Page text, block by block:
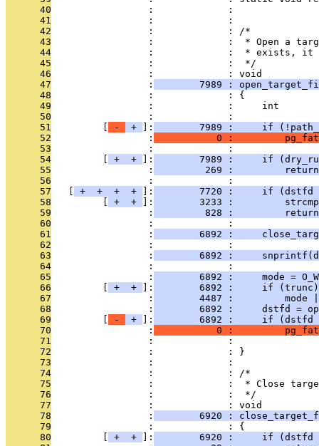
      40
:             :
      41
                 :             :
      42
                 :             : /*
      43
:             :  * Open a
      44
:             :  * exists, it
      45
                 :             :  */
      46
                 :             : void
      47
                 :
7989 :
      48
                 :             : {
      49
:             :     int
      50
                 :             :
      51
- + ]:
7989 :     if
      52
                 :
0 :
      53
                 :             :
      54
+ + ]:
7989 :     if
      55
                 :
269 :
      56
                 :             :
      57
+ + + + ]:
7720 :     if (dstfd
      58
+ + ]:
3233 :
      59
                 :
828 :
      60
                 :             :
      61
                 :
6892 :
      62
                 :             :
      63
                 :
6892 :
      64
                 :             :
      65
                 :
6892 :     mode =
      66
+ + ]:
        6892 :     if (trunc)
      67
                 :
4487 :         mode
      68
                 :
6892 :     dstfd =
      69
- + ]:
6892 :     if (dstfd
      70
                 :
0 :
      71
:             :
      72
                 :             : }
      73
                 :             :
      74
                 :             : /*
      75
:             :  * Close
      76
                 :             :  */
      77
                 :             : void
      78
                 :
6920 :
      79
                 :             : {
      80
+ + ]:
6920 :     if (dstfd